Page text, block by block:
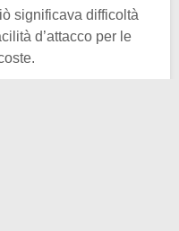
significava difficoltà
d’attacco per le